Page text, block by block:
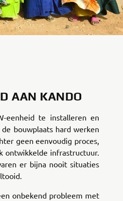
AAN KANDO
eenheid te installeren en
bouwplaats hard werken
geen eenvoudig proces,
ontwikkelde infrastructuur.
er bijna nooit situaties
onbekend probleem met